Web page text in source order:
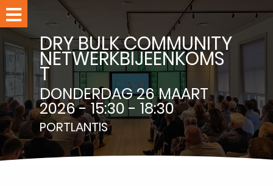
Home
Evenementen
Leden
Nieuws
RPPC-
studio
DRY BULK COMMUNITY
NETWERKBIJEENKOMS
T
DONDERDAG 26 MAART
2026 - 15:30 - 18:30
PORTLANTIS